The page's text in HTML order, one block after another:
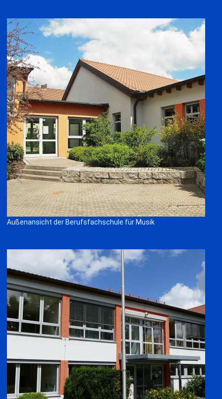
Außenansicht der Berufsfachschule für Musik